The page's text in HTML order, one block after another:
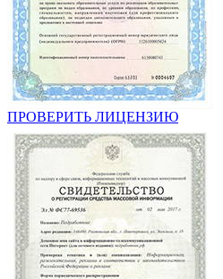
ПРОВЕРИТЬ ЛИЦЕНЗИЮ